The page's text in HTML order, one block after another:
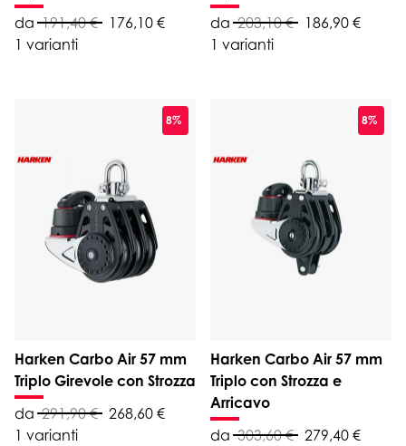
da 191,40 €
176,10 €
1 varianti
da 203,10 €
186,90 €
1 varianti
8%
Harken Carbo Air 57 mm
Triplo Girevole con Strozza
da 291,90 € 268,60 €
1 varianti
8%
Harken Carbo Air 57 mm
Triplo con Strozza e
Arricavo
da 303,60 € 279,40 €